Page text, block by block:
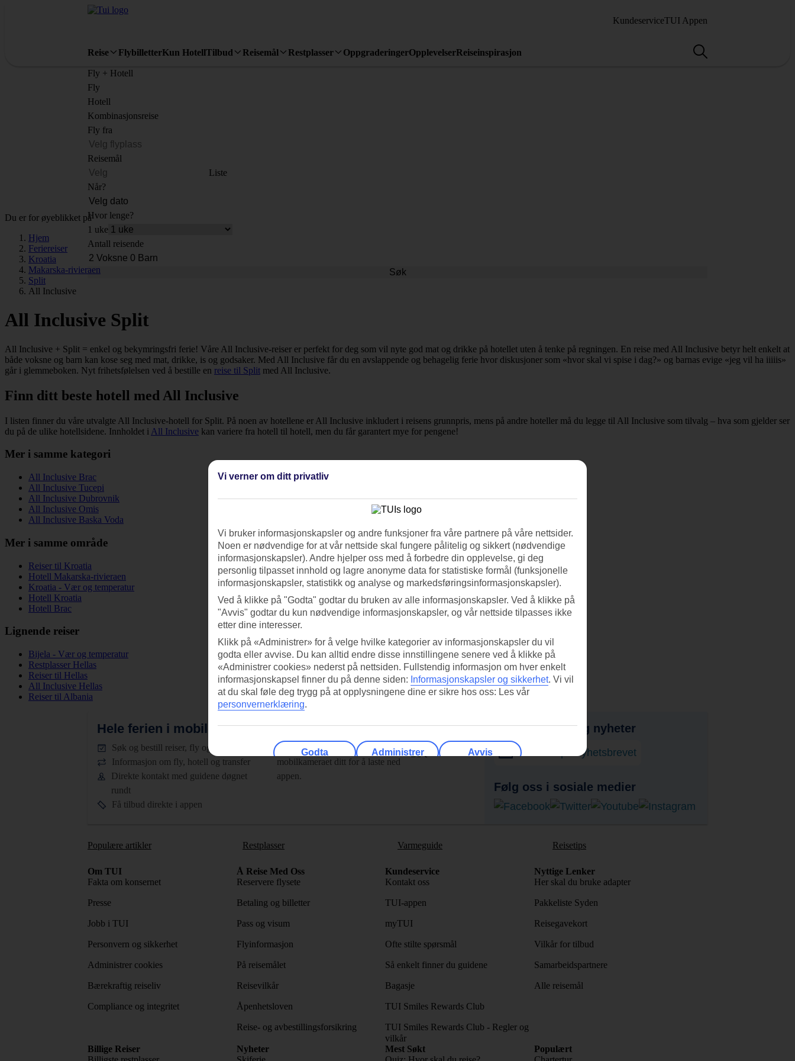
KundeserviceTUI Appen
Reise FlybilletterKun HotellTilbud Reisemål Restplasser OppgraderingerOpplevelserReiseinspirasjon
Fly + Hotell
Fly
Hotell
Kombinasjonsreise
Fly fra
Reisemål
Liste
Når?
Hvor lenge?
1 uke
Antall reisende
Søk
Du er for øyeblikket på
Hjem
Feriereiser
Kroatia
Makarska-rivieraen
Split
All Inclusive
All Inclusive Split
All Inclusive + Split = enkel og bekymringsfri ferie! Våre All Inclusive-reiser er perfekt for deg som vil nyte god mat og drikke på hotellet uten å tenke på regningen. En reise med All Inclusive betyr helt enkelt at
både voksne og barn kan kose seg med mat, drikke, is og godsaker. Med All Inclusive får du en avslappende og behagelig ferie hvor diskusjoner som «hvor skal vi spise i dag?» og barnas evige «jeg vil ha iiiiis»
går i glemmeboken. Nyt frihetsfølelsen ved å bestille en reise til Split med All Inclusive.
Finn ditt beste hotell med All Inclusive
I listen finner du våre utvalgte All Inclusive-hotell for Split. På noen av hotellene er All Inclusive inkludert i reisens grunnpris, mens på andre hoteller må du legge til All Inclusive som tilvalg – hva som gjelder ser
du på de ulike hotellsidene. Innholdet i All Inclusive kan variere fra hotell til hotell, men du får garantert mye for pengene!
Mer i samme kategori
All Inclusive Brac
All Inclusive Tucepi
All Inclusive Dubrovnik
All Inclusive Omis
All Inclusive Baska Voda
Mer i samme område
Reiser til Kroatia
Hotell Makarska-rivieraen
Kroatia - Vær og temperatur
Hotell Kroatia
Hotell Brac
Lignende reiser
Bijela - Vær og temperatur
Restplasser Hellas
Reiser til Hellas
All Inclusive Hellas
Reiser til Albania
Hele ferien i mobilen.Last ned TUI-appen i dag!
Søk og bestill reiser, fly og hotell
Informasjon om fly, hotell og transfer
Direkte kontakt med guidene døgnet
rundt
Få tilbud direkte i appen
Skann QR-koden med
mobilkameraet ditt for å laste ned
appen.
Få tilbud, tips og nyheter
Abonner på nyhetsbrevet
Følg oss i sosiale medier
Populære artikler Restplasser Varmeguide Reisetips
Om TUI
Fakta om konsernet
Presse
Jobb i TUI
Personvern og sikkerhet
Administrer cookies
Bærekraftig reiseliv
Compliance og integritet
Å Reise Med Oss
Reservere flysete
Betaling og billetter
Pass og visum
Flyinformasjon
På reisemålet
Reisevilkår
Åpenhetsloven
Reise- og avbestillingsforsikring
Kundeservice
Kontakt oss
TUI-appen
myTUI
Ofte stilte spørsmål
Så enkelt finner du guidene
Bagasje
TUI Smiles Rewards Club
TUI Smiles Rewards Club - Regler og
vilkår
Nyttige Lenker
Her skal du bruke adapter
Pakkeliste Syden
Reisegavekort
Vilkår for tilbud
Samarbeidspartnere
Alle reisemål
Billige Reiser
Nyheter
Mest Søkt
Populært
Vi verner om ditt privatliv
Vi bruker informasjonskapsler og andre funksjoner fra våre partnere på våre nettsider.
Noen er nødvendige for at vår nettside skal fungere pålitelig og sikkert (nødvendige
informasjonskapsler). Andre hjelper oss med å forbedre din opplevelse, gi deg
personlig tilpasset innhold og lagre anonyme data for statistiske formål (funksjonelle
informasjonskapsler, statistikk og analyse og markedsføringsinformasjonskapsler).
Ved å klikke på "Godta" godtar du bruken av alle informasjonskapsler. Ved å klikke på
"Avvis" godtar du kun nødvendige informasjonskapsler, og vår nettside tilpasses ikke
etter dine interesser.
Klikk på «Administrer» for å velge hvilke kategorier av informasjonskapsler du vil
godta eller avvise. Du kan alltid endre disse innstillingene senere ved å klikke på
«Administrer cookies» nederst på nettsiden. Fullstendig informasjon om hver enkelt
informasjonskapsel finner du på denne siden: Informasjonskapsler og sikkerhet. Vi vil
at du skal føle deg trygg på at opplysningene dine er sikre hos oss: Les vår
personvernerklæring.
Godta Administrer Avvis